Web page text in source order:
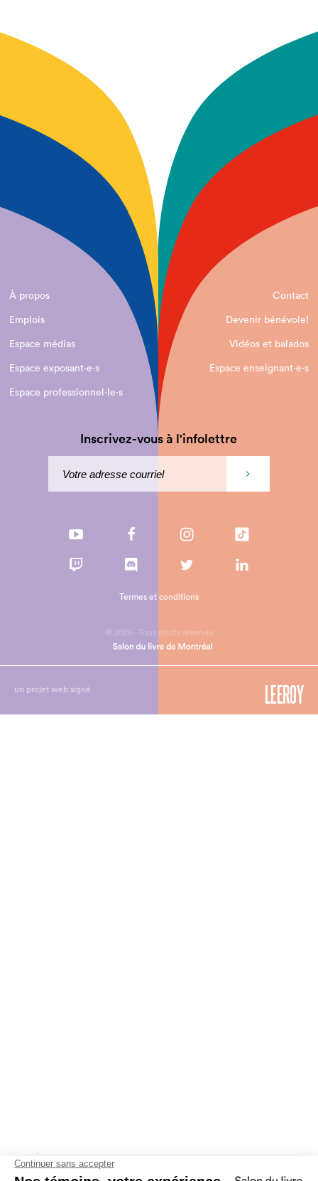
À propos
Contact
Emplois
Devenir bénévole!
Espace médias
Vidéos et balados
Espace exposant·e⋅s
Espace enseignant·e⋅s
Espace professionnel·le⋅s
Inscrivez-vous à l'infolettre
© 2026 - Tous droits réservés
Termes et conditions
un projet web signé